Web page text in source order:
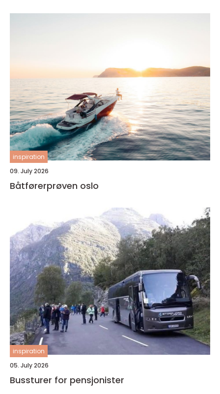
inspiration
09. July 2026
Båtførerprøven oslo
inspiration
05. July 2026
Bussturer for pensjonister